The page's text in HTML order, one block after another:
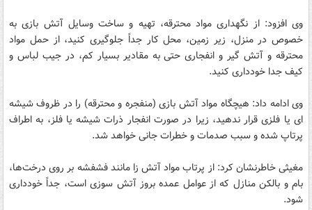
وی افزود: از نگهداری مواد محترقه، تهیه و ساخت وسایل آتش بازی به
خصوص در منزل، زیر زمین، محل کار جداً جلوگیری کنید، از حمل مواد
محترقه و آتش گیر و انفجاری حتی به مقادیر بسیار کم، در جیب لباس و
کیف جدا خودداری کنید.
وی ادامه داد: هیچگاه مواد آتش بازی (منفجره و محترقه) را در ظروف شیشه
ای یا فلزی قرار ندهید، زیرا در صورت انفجار ذرات شیشه یا فلز، به اطراف
پرتاپ شده و سبب صدمات و خطرات جانی خواهد شد.
مغیثی خاطرنشان کرد: از پرتاب مواد آتش زا مانند فشفشه بر روی درخت‌ها،
بام و بالکن منازل که از عوامل عمده بروز آتش سوزی است، جداً خودداری
شود.